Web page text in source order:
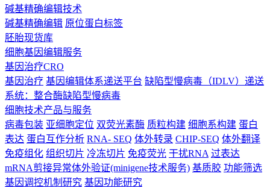
碱基精确编辑技术
碱基精确编辑 原位蛋白标签
胚胎现货库
细胞基因编辑服务
基因治疗CRO
基因治疗 基因编辑体系递送平台 缺陷型慢病毒（IDLV）递送
系统：整合酶缺陷型慢病毒
细胞技术产品与服务
病毒包装 亚细胞定位 双荧光素酶 质粒构建 细胞系构建 蛋白
表达 蛋白互作分析 RNA- SEQ 体外转录 CHIP-SEQ 体外翻译
免疫组化 组织切片 冷冻切片 免疫荧光 干扰RNA 过表达
mRNA剪接异常体外验证(minigene技术服务) 基质胶 功能筛选
基因调控机制研究 基因功能研究